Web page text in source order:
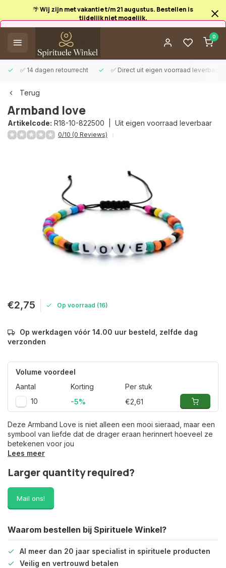
🌴 Wij zijn met vakantie t/m 21 augustus. Bestellen is
tijdelijk niet mogelijk.
0
✅ 14 dagen retourrecht ✅ Direct uit eigen voorraad leverbaar
Afrekenen is uitgeschakeld.
Terug
Armband love
Artikelcode: R18-10-822500 | Uit eigen voorraad leverbaar
0/10 (0 Reviews)
€2,75 Op voorraad (16)
Op werkdagen vóór 14.00 uur besteld, zelfde dag
verzonden
Volume voordeel
Aantal
Korting
Per stuk
10
-5% €2,61
Deze Armband Love is niet alleen een mooi sieraad, maar een
symbool van liefde dat de drager eraan herinnert hoeveel ze
betekenen voor jou
Lees meer
Larger quantity required?
Mail ons!
Waarom bestellen bij Spirituele Winkel?
Al meer dan 20 jaar specialist in spirituele producten
Veilig en vertrouwd betalen